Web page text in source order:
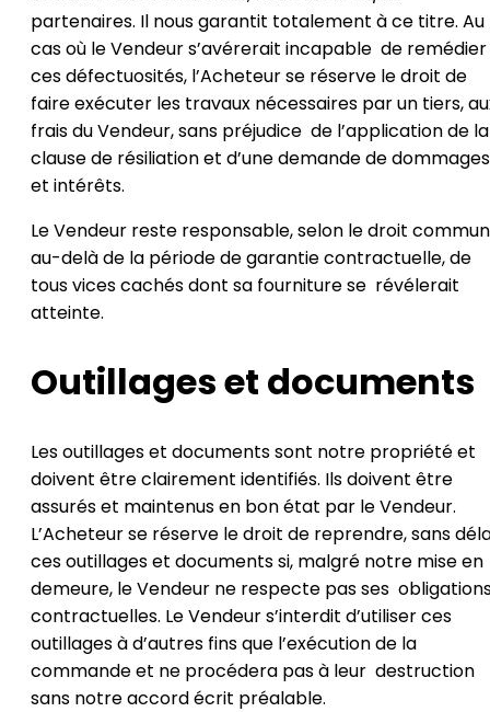
partenaires. Il nous garantit totalement à ce titre. Au
cas où le Vendeur s’avérerait incapable de
ces défectuosités, l’Acheteur se réserve le droit de
faire exécuter les travaux nécessaires par un tiers,
frais du Vendeur, sans préjudice de l’application de la
clause de résiliation et d’une demande de dommages
et intérêts.
Le Vendeur reste responsable, selon le droit
au-delà de la période de garantie contractuelle, de
tous vices cachés dont sa fourniture se révélerait
atteinte.
Outillages et documents
Les outillages et documents sont notre propriété et
doivent être clairement identifiés. Ils doivent être
assurés et maintenus en bon état par le Vendeur.
L’Acheteur se réserve le droit de reprendre, sans
ces outillages et documents si, malgré notre mise en
demeure, le Vendeur ne respecte pas ses
contractuelles. Le Vendeur s’interdit d’utiliser ces
outillages à d’autres fins que l’exécution de la
commande et ne procédera pas à leur destruction
sans notre accord écrit préalable.